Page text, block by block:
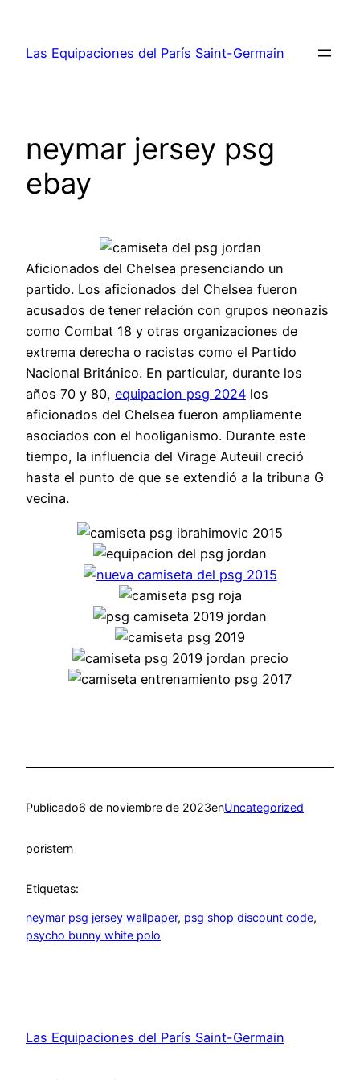
contenido
Las Equipaciones del París Saint-Germain
neymar jersey psg
ebay
Aficionados del Chelsea presenciando un
partido. Los aficionados del Chelsea fueron
acusados de tener relación con grupos neonazis
como Combat 18 y otras organizaciones de
extrema derecha o racistas como el Partido
Nacional Británico. En particular, durante los
años 70 y 80, equipacion psg 2024 los
aficionados del Chelsea fueron ampliamente
asociados con el hooliganismo. Durante este
tiempo, la influencia del Virage Auteuil creció
hasta el punto de que se extendió a la tribuna G
vecina.
Publicado6 de noviembre de 2023enUncategorized
poristern
Etiquetas:
neymar psg jersey wallpaper, psg shop discount code
psycho bunny white polo
Las Equipaciones del París Saint-Germain